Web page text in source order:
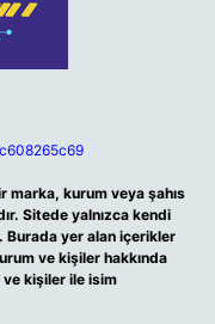
marka, kurum veya şahıs
Sitede yalnızca kendi
Burada yer alan içerikler
ve kişiler hakkında
ve kişiler ile isim